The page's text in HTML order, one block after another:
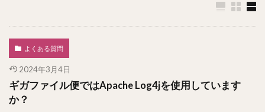
よくある質問
2024年3月4日
ギガファイル便ではApache Log4jを使用しています
か？